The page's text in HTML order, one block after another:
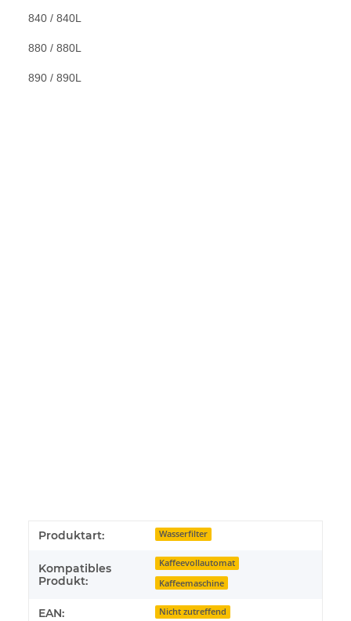
840 / 840L
880 / 880L
890 / 890L
Produktart: Wasserfilter
Kompatibles
Produkt:
Kaffeevollautomat
Kaffeemaschine
EAN: Nicht zutreffend